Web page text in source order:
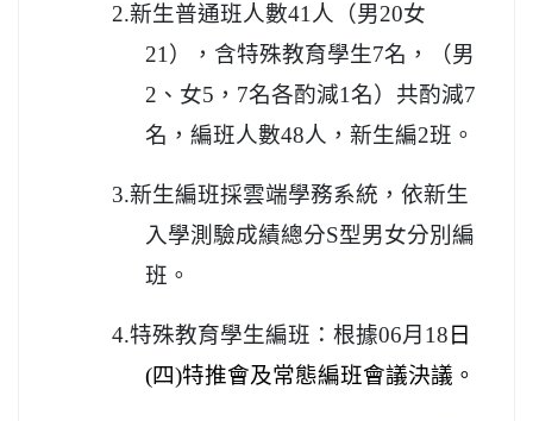
2.新生普通班人數41人（男20女
21），含特殊教育學生7名，（男
2、女5，7名各酌減1名）共酌減7
名，編班人數48人，新生編2班。
3.新生編班採雲端學務系統，依新生
入學測驗成績總分S型男女分別編
班。
4.特殊教育學生編班：根據06月18 日
(四)特推會及常態編班會議決議。